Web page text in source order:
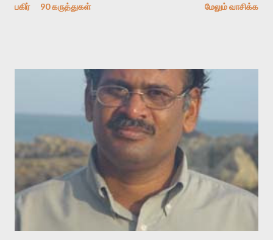
காலத்தில் ஜாலவித்தைக்காரர்கள் வந்து போன பின் அவர்களின்
அதிகமாக்கும். கொல்லாது. ஒரு கனவை மீட்டெடுப்பதன் நோக்கம்
என்னவாக இருக்கும்? கவிதையின் அரூப இயக்கத்தை பொதுவயமாக
வடிக்க முயல்வதும் அதற்கே. கோயில் கருவறையின்
மென்வெளிச்சத்தில் நுண்பேசியின் படக்கருவியை இயக்கி சாத்தி
வைத்து விட்டு இயக்கத்தை அறிவோம். அறிதல் அபச்சாரமில்லை.
பயணப் படிமம் என்பது காக்னிடிவ் பொயடிக்ஸ் எனும் சமகால
விமர்சனத்தின் ஒரு முக்கிய கருவி. இக்கருவியை மனுஷ்யபுத்திரனின்
“காலை வணக்கங்கள்” எனும் ஒரு கவிதையில் சொருகப் போகிறோம்.
முதலில் கருவியை பழகுவோம். அன்றாட மொழியில் ஒன்று ம...
பகிர் 90 கருத்துகள் மேலும் வாசிக்க